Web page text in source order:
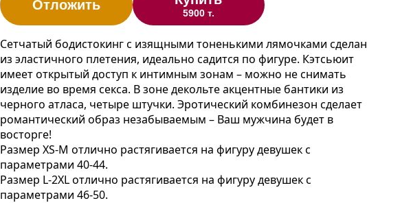
Отложить
5900 т.
Сетчатый бодистокинг с изящными тоненькими лямочками сделан
из эластичного плетения, идеально садится по фигуре. Кэтсьюит
имеет открытый доступ к интимным зонам – можно не снимать
изделие во время секса. В зоне декольте акцентные бантики из
черного атласа, четыре штучки. Эротический комбинезон сделает
романтический образ незабываемым – Ваш мужчина будет в
восторге!
Размер XS-M отлично растягивается на фигуру девушек с
параметрами 40-44.
Размер L-2XL отлично растягивается на фигуру девушек с
параметрами 46-50.